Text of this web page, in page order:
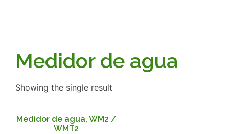
Medidor de agua
Showing the single result
Medidor de agua, WM2 /
WMT2